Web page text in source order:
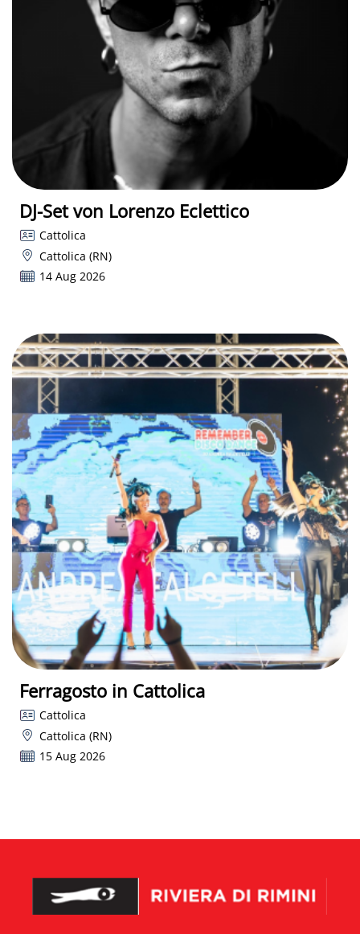
DJ-Set von Lorenzo Eclettico
Cattolica
Cattolica (RN)
14 Aug 2026
Ferragosto in Cattolica
Cattolica
Cattolica (RN)
15 Aug 2026